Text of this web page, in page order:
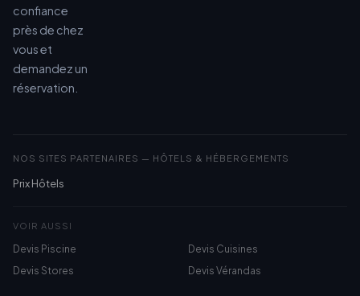
confiance
près de chez
vous et
demandez un
réservation.
NOS SITES PARTENAIRES — HÔTELS & HÉBERGEMENTS
Prix Hôtels
VOIR AUSSI
Devis Piscine
Devis Cuisines
Devis Stores
Devis Vérandas